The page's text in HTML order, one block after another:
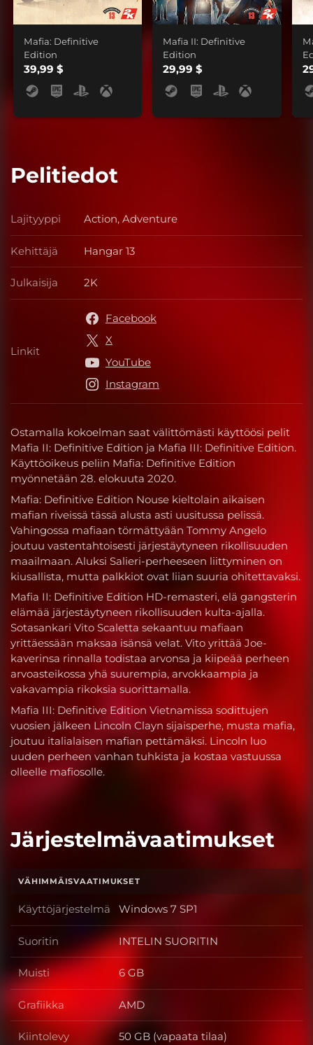
Mafia: Definitive
Edition
39,99 $
Mafia II: Definitive
Edition
29,99 $
Pelitiedot
Ostamalla kokoelman saat välittömästi käyttöösi pelit
Mafia II: Definitive Edition ja Mafia III: Definitive Edition.
Käyttöoikeus peliin Mafia: Definitive Edition
myönnetään 28. elokuuta 2020.
Mafia: Definitive Edition Nouse kieltolain aikaisen
mafian riveissä tässä alusta asti uusitussa pelissä.
Vahingossa mafiaan törmättyään Tommy Angelo
joutuu vastentahtoisesti järjestäytyneen rikollisuuden
maailmaan. Aluksi Salieri-perheeseen liittyminen on
kiusallista, mutta palkkiot ovat liian suuria ohitettavaksi.
Mafia II: Definitive Edition HD-remasteri, elä gangsterin
elämää järjestäytyneen rikollisuuden kulta-ajalla.
Sotasankari Vito Scaletta sekaantuu mafiaan
yrittäessään maksaa isänsä velat. Vito yrittää Joe-
kaverinsa rinnalla todistaa arvonsa ja kiipeää perheen
arvoasteikossa yhä suurempia, arvokkaampia ja
vakavampia rikoksia suorittamalla.
Mafia III: Definitive Edition Vietnamissa sodittujen
vuosien jälkeen Lincoln Clayn sijaisperhe, musta mafia,
joutuu italialaisen mafian pettämäksi. Lincoln luo
uuden perheen vanhan tuhkista ja kostaa vastuussa
olleelle mafiosolle.
Lajityyppi Lajityyppi
Action, Adventure
Kehittäjä Kehittäjä
Hangar 13
Julkaisija Julkaisija
2K
Linkit Linkit
Facebook
X
YouTube
Instagram
Järjestelmävaatimukset
VÄHIMMÄISVAATIMUKSET
Käyttöjärjestelmä Käyttöjärjestelmä
Windows 7 SP1
Suoritin Suoritin
INTELIN SUORITIN
Muisti Muisti
6 GB
Grafiikka Grafiikka
AMD
Kiintolevy 50 GB (vapaata tilaa)